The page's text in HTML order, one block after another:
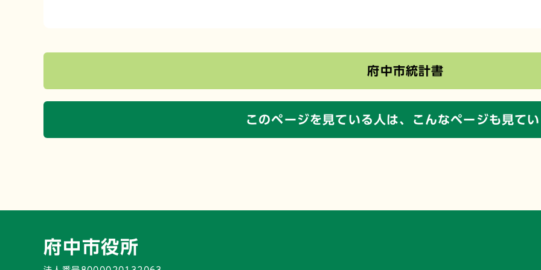
府中市統計書
このページを見ている人は、 こんなページも見て
府中市役所